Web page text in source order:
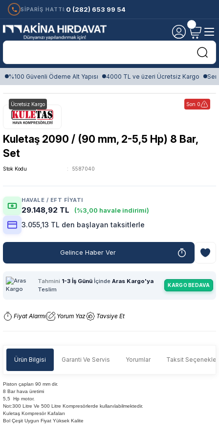
SİPARİŞ HATTI: 0 (282) 653 99 54
%100 Güvenli Ödeme Alt Yapısı 4000 TL ve üzeri Ücretsiz Kargo
Ücretsiz Kargo Son 0
Kuletaş 2090 / (90 mm, 2-5,5 Hp) 8 Bar,
Set
Stok Kodu 5587040
HAVALE / EFT FIYATI
29.148,92 TL (%3,00 havale indirimi)
3.055,13 TL den başlayan taksitlerle
Gelince Haber Ver
Tahmini 1-3 İş Günü İçinde Aras Kargo'ya
Teslim
KARGO BEDAVA
Fiyat Alarmı Yorum Yaz Tavsiye Et
Ürün Bilgisi Garanti Ve Servis Yorumlar Taksit
Piston çapları 90 mm dir.
8 Bar hava üretimi
5,5 Hp motor.
Not:300 Litre Ve 500 Litre Kompresörlerde kullanılabilmektedir.
Kuletaş Kompresör Kafaları
Bol Çeşit Uygun Fiyat Yüksek Kalite